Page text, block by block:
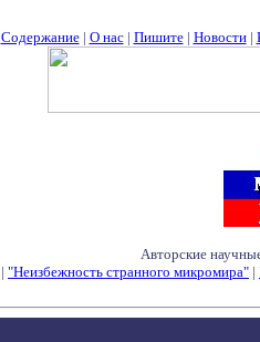
Содержание| О нас| Пишите| Новости|
Авторские
| "Неизбежность странного микромира" |